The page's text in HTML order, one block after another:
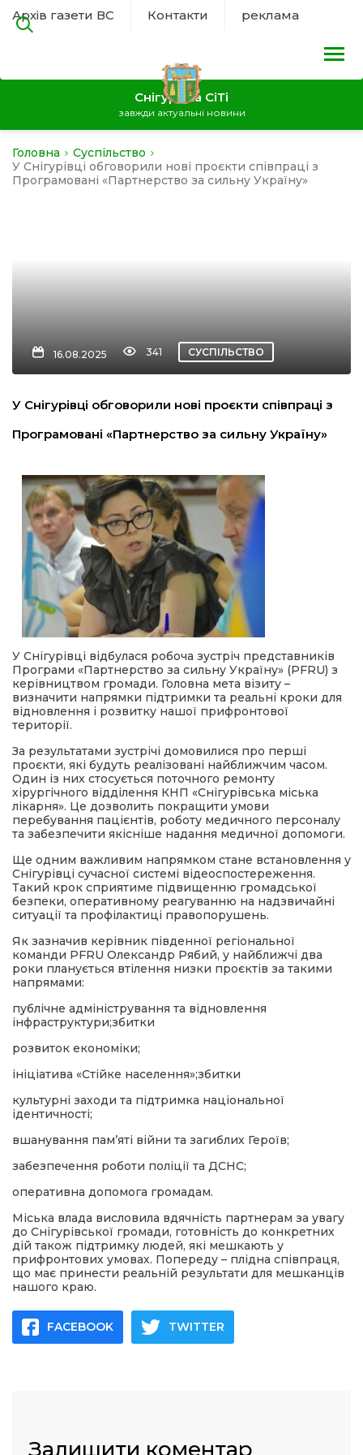
Архів газети ВС Контакти реклама
Снігурівка СіТі
завжди актуальні новини
політика
Головна
Суспільство
У Снігурівці обговорили нові проєкти співпраці з
Програмовані «Партнерство за сильну Україну»
16.08.2025 341 СУСПІЛЬСТВО
У Снігурівці обговорили нові проєкти співпраці з
Програмовані «Партнерство за сильну Україну»
У Снігурівці відбулася робоча зустріч представників
Програми «Партнерство за сильну Україну» (PFRU) з
керівництвом громади. Головна мета візиту –
визначити напрямки підтримки та реальні кроки для
відновлення і розвитку нашої прифронтової
території.
За результатами зустрічі домовилися про перші
проєкти, які будуть реалізовані найближчим часом.
Один із них стосується поточного ремонту
хірургічного відділення КНП «Снігурівська міська
лікарня». Це дозволить покращити умови
перебування пацієнтів, роботу медичного персоналу
та забезпечити якісніше надання медичної допомоги.
Ще одним важливим напрямком стане встановлення у
Снігурівці сучасної системі відеоспостереження.
Такий крок сприятиме підвищенню громадської
безпеки, оперативному реагуванню на надзвичайні
ситуації та профілактиці правопорушень.
Як зазначив керівник південної регіональної
команди PFRU Олександр Рябий, у найближчі два
роки планується втілення низки проєктів за такими
напрямами:
публічне адміністрування та відновлення
інфраструктури;збитки
розвиток економіки;
ініціатива «Стійке населення»;збитки
культурні заходи та підтримка національної
ідентичності;
вшанування пам’яті війни та загиблих Героїв;
забезпечення роботи поліції та ДСНС;
оперативна допомога громадам.
Міська влада висловила вдячність партнерам за увагу
до Снігурівської громади, готовність до конкретних
дій також підтримку людей, які мешкають у
прифронтових умовах. Попереду – плідна співпраця,
що має принести реальній результати для мешканців
нашого краю.
FACEBOOK TWITTER
Залишити коментар